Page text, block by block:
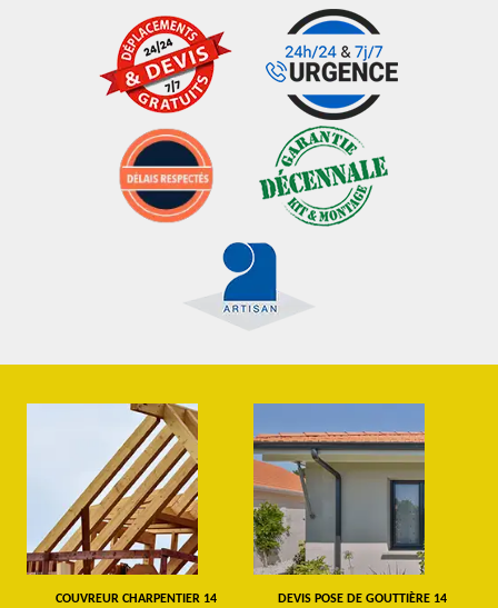
COUVREUR CHARPENTIER 14 DEVIS POSE DE GOUTTIÈRE 14